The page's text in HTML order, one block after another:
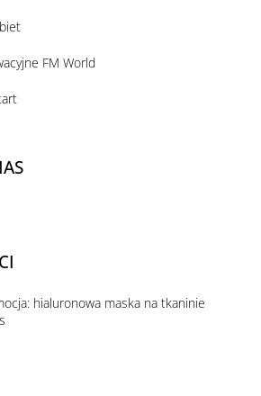
FM World
hialuronowa maska na tkaninie